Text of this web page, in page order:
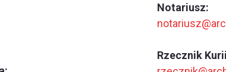
Notariusz:
Rzecznik